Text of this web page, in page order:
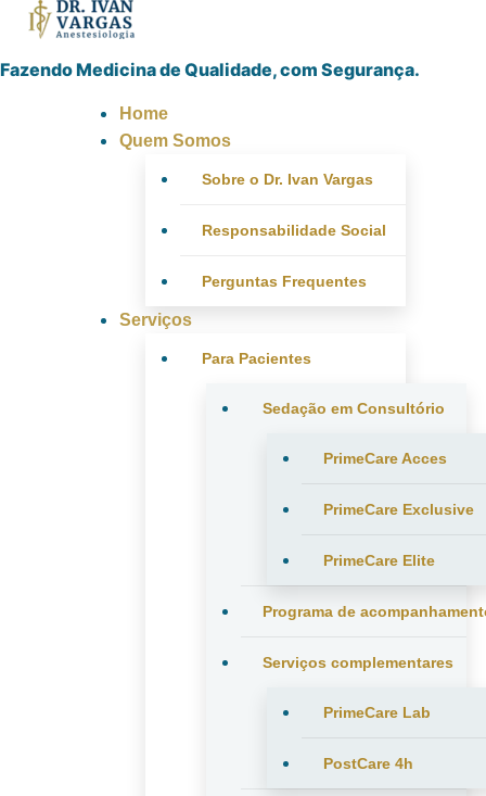
Fazendo Medicina de Qualidade, com Segurança.
Home
Quem Somos
Sobre o Dr. Ivan Vargas
Responsabilidade Social
Perguntas Frequentes
Serviços
Para Pacientes
Sedação em Consultório
PrimeCare Acces
PrimeCare Exclusive
PrimeCare Elite
Programa de
Serviços complementares
PrimeCare Lab
PostCare 4h